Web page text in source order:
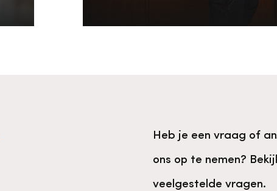
Heb je een vraag of
ons op te nemen?
veelgestelde vragen.